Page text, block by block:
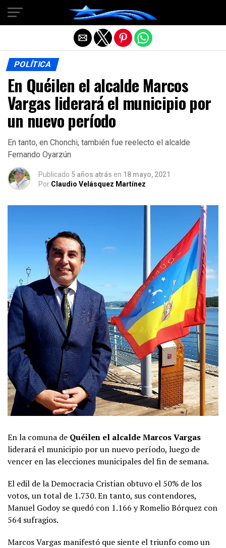
POLÍTICA
En Quéilen el alcalde Marcos
Vargas liderará el municipio por
un nuevo período
En tanto, en Chonchi, también fue reelecto el alcalde
Fernando Oyarzún
Publicado 5 años atrás en 18 mayo, 2021
Por Claudio Velásquez Martínez
En la comuna de Quéilen el alcalde Marcos Vargas
liderará el municipio por un nuevo período, luego de
vencer en las elecciones municipales del fin de semana.
El edil de la Democracia Cristian obtuvo el 50% de los
votos, un total de 1.730. En tanto, sus contendores,
Manuel Godoy se quedó con 1.166 y Romelio Bórquez con
564 sufragios.
Marcos Vargas manifestó que siente el triunfo como un
Salir de la versión móvil